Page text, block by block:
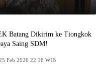
Batang Dikirim ke Tiongkok
Saing SDM!
Rabu, 25 Feb 2026 22:16 WIB